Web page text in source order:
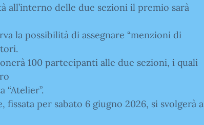
all’interno delle due sezioni il premio sarà
la possibilità di assegnare “menzioni di
100 partecipanti alle due sezioni, i quali
“Atelier”.
fissata per sabato 6 giugno 2026, si svolgerà a